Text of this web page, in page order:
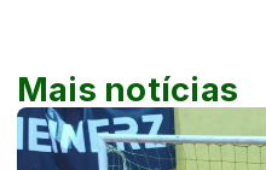
Mais notícias